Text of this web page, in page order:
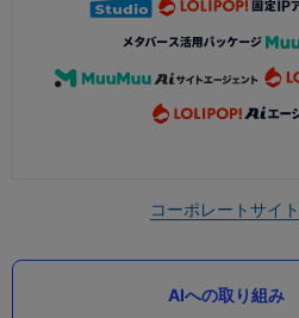
コーポレートサイト
AIへの取り組み